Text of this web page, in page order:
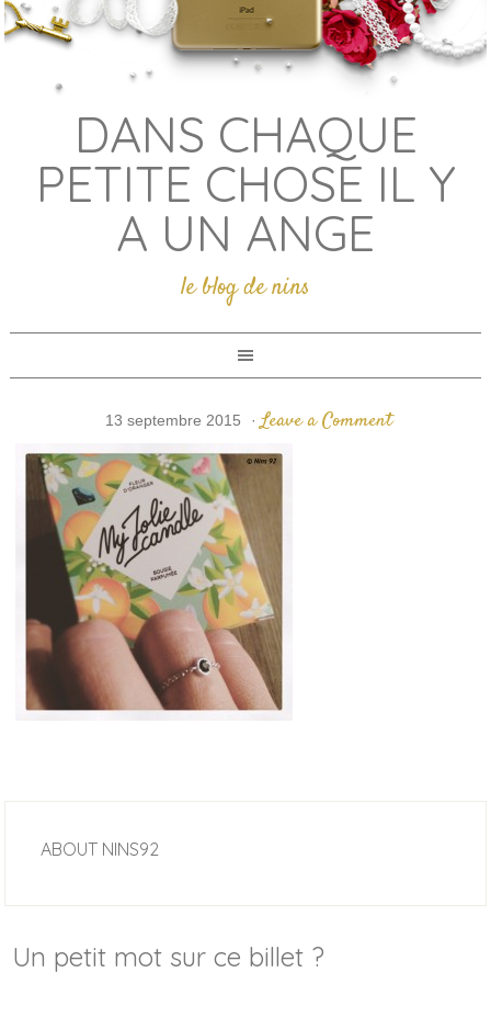
DANS CHAQUE
PETITE CHOSE IL Y
A UN ANGE
le blog de nins
13 septembre 2015 · Leave a Comment
ABOUT NINS92
Un petit mot sur ce billet ?